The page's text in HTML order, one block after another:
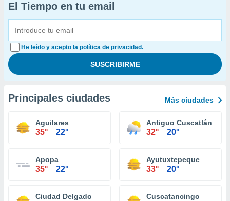
El Tiempo en tu email
He leído y acepto la política de privacidad.
Principales ciudades Más ciudades
Aguilares
35° 22°
Antiguo Cuscatlán
32° 20°
Apopa
35° 22°
Ayutuxtepeque
33° 20°
Ciudad Delgado Cuscatancingo